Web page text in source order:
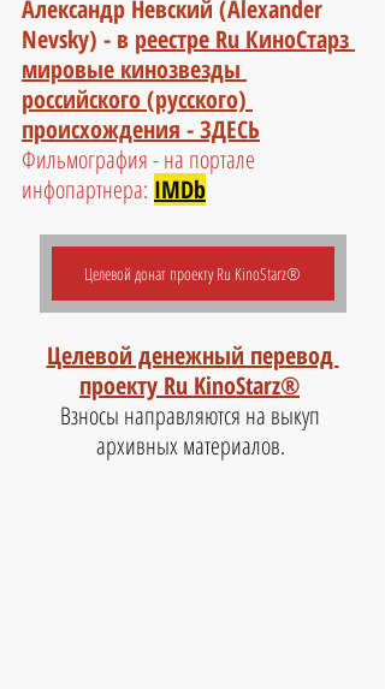
Александр Невский (Alexander
Nevsky) - в реестре Ru КиноСтарз
мировые кинозвезды
российского (русского)
происхождения - ЗДЕСЬ
Фильмография - на портале
инфопартнера: IMDb
Целевой донат проекту Ru KinoStarz®
Целевой денежный перевод
проекту Ru KinoStarz®
Взносы направляются на выкуп
архивных материалов.